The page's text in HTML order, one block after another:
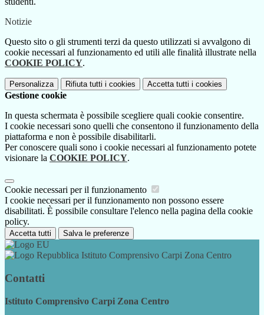
Notizie
Questo sito o gli strumenti terzi da questo utilizzati si avvalgono di
cookie necessari al funzionamento ed utili alle finalità illustrate nella
COOKIE POLICY.
Personalizza Rifiuta tutti i cookies Accetta tutti i cookies
Gestione cookie
In questa schermata è possibile scegliere quali cookie consentire.
I cookie necessari sono quelli che consentono il funzionamento della
piattaforma e non è possibile disabilitarli.
Per conoscere quali sono i cookie necessari al funzionamento potete
visionare la COOKIE POLICY.
Cookie necessari per il funzionamento
I cookie necessari per il funzionamento non possono essere
disabilitati. È possibile consultare l'elenco nella pagina della cookie
policy.
Accetta tutti Salva le preferenze
Istituto Comprensivo Carpi Zona Centro
Contatti
Istituto Comprensivo Carpi Zona Centro